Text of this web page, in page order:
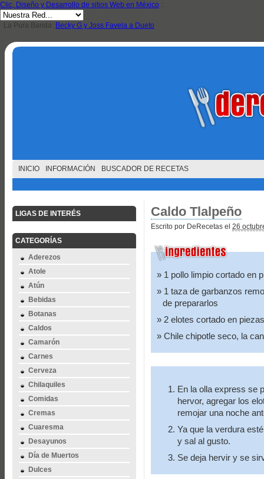
Clic, Diseño y Desarrollo de sitios Web en México ::
La Pura Banda: Becky G y Joss Favela a Dueto
INICIO INFORMACIÓN BUSCADOR DE RECETAS
LIGAS DE INTERÉS
CATEGORÍAS
Aderezos
Atole
Atún
Bebidas
Botanas
Caldos
Camarón
Carnes
Cerveza
Chilaquiles
Comidas
Cremas
Cuaresma
Desayunos
Día de Muertos
Dulces
Caldo Tlalpeño
Escrito por DeRecetas el 26
1 pollo limpio cortado en
1 taza de garbanzos
de prepararlos
2 elotes cortado en piezas
Chile chipotle seco, la
En la olla express se
hervor, agregar los
remojar una noche
Ya que la verdura
y sal al gusto.
Se deja hervir y se